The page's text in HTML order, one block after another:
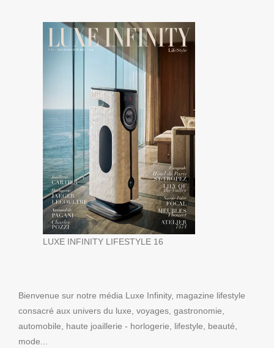
LUXE INFINITY LIFESTYLE 16
Bienvenue sur notre média Luxe Infinity, magazine lifestyle
consacré aux univers du luxe, voyages, gastronomie,
automobile, haute joaillerie - horlogerie, lifestyle, beauté,
mode...